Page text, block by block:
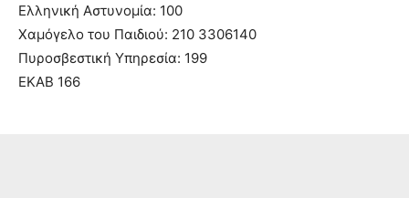
Ελληνική Αστυνομία: 100
Χαμόγελο του Παιδιού: 210 3306140
Πυροσβεστική Υπηρεσία: 199
ΕΚΑΒ 166